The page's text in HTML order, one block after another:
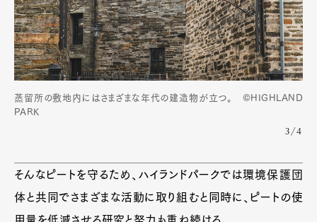
蒸留所の敷地内にはさまざまな年代の建造物が立つ。 ©HIGHLAND
PARK
3/4
そんなピートを守るため、ハイランドパークでは環境保護団
体と共同でさまざまな活動に取り組むと同時に、ピートの使